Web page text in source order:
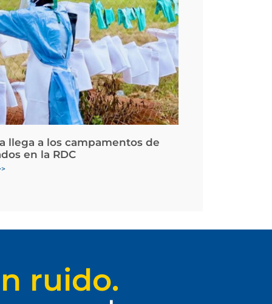
llega a los campamentos de
en la RDC
ruido.